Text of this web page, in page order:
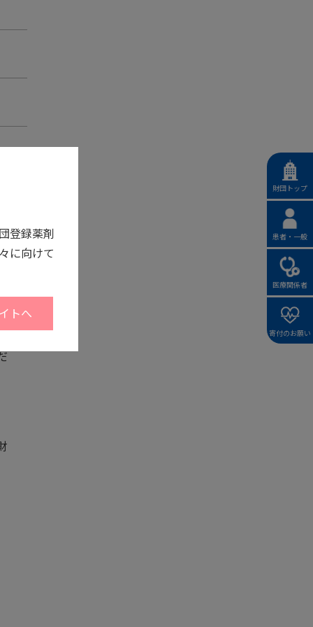
登録薬剤
に向けて
トへ
財団トップ
患者・一般
医療関係者
寄付のお願い